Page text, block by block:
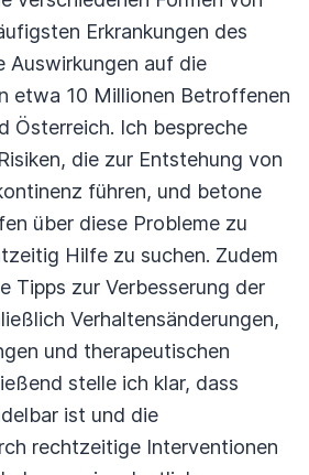
Erkrankungen des
Auswirkungen auf die
etwa 10 Millionen Betroffenen
Österreich. Ich bespreche
die zur Entstehung von
führen, und betone
über diese Probleme zu
Hilfe zu suchen. Zudem
Tipps zur Verbesserung der
Verhaltensänderungen,
und therapeutischen
stelle ich klar, dass
ist und die
rechtzeitige Interventionen